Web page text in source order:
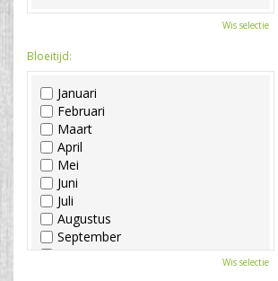
Wis selectie
Bloeitijd:
Januari
Februari
Maart
April
Mei
Juni
Juli
Augustus
September
Oktober
Wis selectie